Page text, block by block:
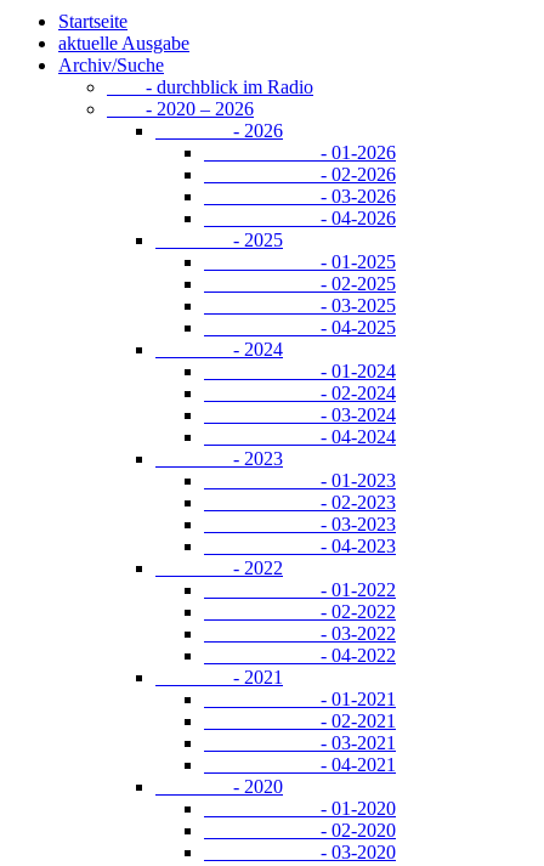
Startseite
aktuelle Ausgabe
Archiv/Suche
- durchblick im Radio
- 2020 – 2026
- 2026
- 01-2026
- 02-2026
- 03-2026
- 04-2026
- 2025
- 01-2025
- 02-2025
- 03-2025
- 04-2025
- 2024
- 01-2024
- 02-2024
- 03-2024
- 04-2024
- 2023
- 01-2023
- 02-2023
- 03-2023
- 04-2023
- 2022
- 01-2022
- 02-2022
- 03-2022
- 04-2022
- 2021
- 01-2021
- 02-2021
- 03-2021
- 04-2021
- 2020
- 01-2020
- 02-2020
- 03-2020